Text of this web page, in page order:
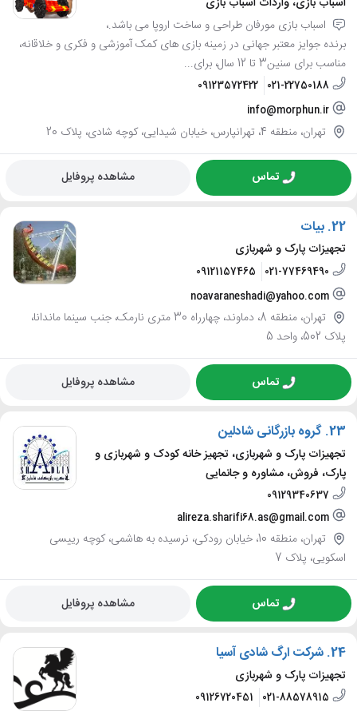
اسباب بازی مورفان طراحی و ساخت اروپا می باشد.،
برنده جوایز معتبر جهانی در زمینه بازی های کمک آموزشی و فکری و خلاقانه،
مناسب برای سنین3 تا 12 سال، برای...
021-22750188
09123572422
info@morphun.ir
تهران، منطقه 4، تهرانپارس، خیابان شیدایی، کوچه شادی، پلاک 20
تماس مشاهده پروفایل
22. بیات
تجهیزات پارک و شهربازی
021-77469490
09121157465
noavaraneshadi@yahoo.com
تهران، منطقه 8، دماوند، چهارراه 30 متری نارمک، جنب سینما ماندانا،
پلاک 502، واحد 5
تماس مشاهده پروفایل
23. گروه بازرگانی شادلین
تجهیزات پارک و شهربازی، تجهیز خانه کودک و شهربازی و
پارک، فروش، مشاوره و جانمایی
09129340637
alireza.sharifi68.as@gmail.com
تهران، منطقه 10، خیابان رودکی، نرسیده به هاشمی، کوچه رییسی
اسکویی، پلاک 7
تماس مشاهده پروفایل
24. شرکت ارگ شادی آسیا
تجهیزات پارک و شهربازی
021-88578915
09126720451